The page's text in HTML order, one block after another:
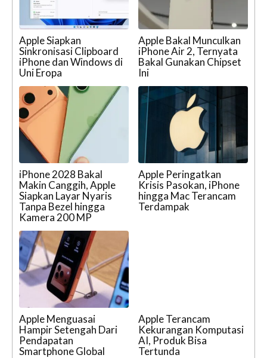
Apple Siapkan
Sinkronisasi Clipboard
iPhone dan Windows di
Uni Eropa
Apple Bakal Munculkan
iPhone Air 2, Ternyata
Bakal Gunakan Chipset
Ini
iPhone 2028 Bakal
Makin Canggih, Apple
Siapkan Layar Nyaris
Tanpa Bezel hingga
Kamera 200 MP
Apple Peringatkan
Krisis Pasokan, iPhone
hingga Mac Terancam
Terdampak
Apple Menguasai
Hampir Setengah Dari
Pendapatan
Smartphone Global
Apple Terancam
Kekurangan Komputasi
AI, Produk Bisa
Tertunda